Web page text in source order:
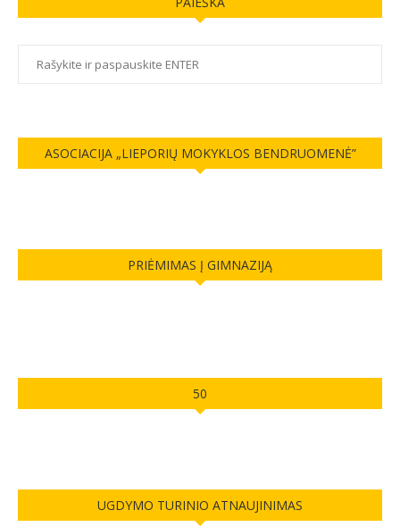
ASOCIACIJA „LIEPORIŲ MOKYKLOS BENDRUOMENĖ”
PRIĖMIMAS Į GIMNAZIJĄ
50
UGDYMO TURINIO ATNAUJINIMAS